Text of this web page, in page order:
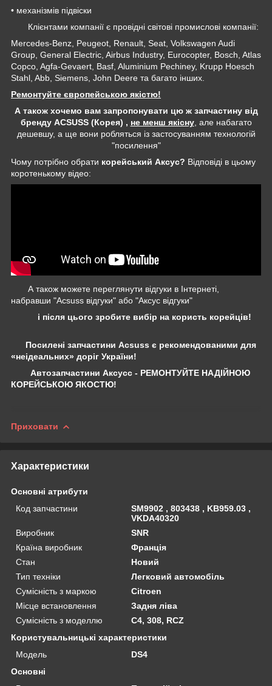
• механізмів підвіски
Клієнтами компанії є провідні світові промислові компанії:
Mercedes-Benz, Peugeot, Renault, Seat, Volkswagen Audi
Group, General Electric, Airbus Industry, Eurocopter, Bosch, Atlas
Copco, Agfa-Gevaert, Basf, Aluminium Pechiney, Krupp Hoesch
Stahl, Abb, Siemens, John Deere та багато інших.
Ремонтуйте європейською якістю!
А також хочемо вам запропонувати цю ж запчастину від
бренду ACSUSS (Корея) , не менш якісну, але набагато
дешевшу, а ще вони робляться із застосуванням технологій
"посилення"
Чому потрібно обрати корейський Аксус? Відповіді в цьому
коротенькому відео:
А також можете переглянути відгуки в Інтернеті,
набравши "Acsuss відгуки" або "Аксус відгуки"
і після цього зробите вибір на користь корейців!
Посилені запчастини Acsuss є рекомендованими для
«неідеальних» доріг України!
Автозапчастини Аксусс - РЕМОНТУЙТЕ НАДІЙНОЮ
КОРЕЙСЬКОЮ ЯКОСТЮ!
Приховати
Характеристики
Основні атрибути
Код запчастини
SM9902 , 803438 , KB959.03 ,
VKDA40320
Виробник
SNR
Країна виробник
Франція
Стан
Новий
Тип техніки
Легковий автомобіль
Сумісність з маркою
Citroen
Місце встановлення
Задня ліва
Сумісність з моделлю
C4, 308, RCZ
Користувальницькі характеристики
Мoдель
DS4
Основні